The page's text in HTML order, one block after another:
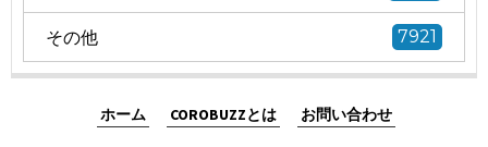
その他 7921
ホーム COROBUZZとは お問い合わせ